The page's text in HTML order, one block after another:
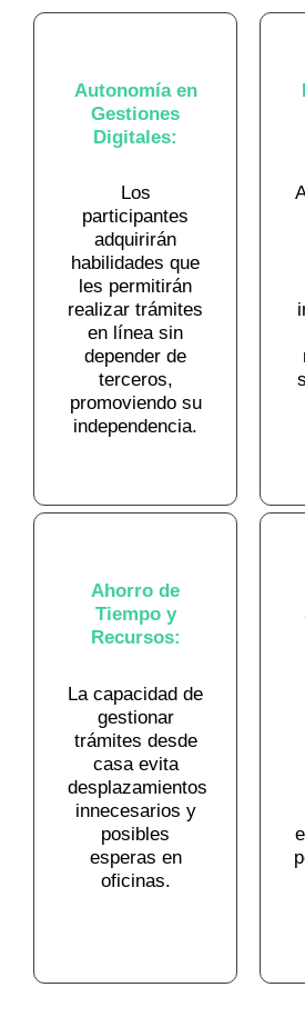
Autonomía en
Gestiones
Digitales:
Los
participantes
adquirirán
habilidades que
les permitirán
realizar trámites
en línea sin
depender de
terceros,
promoviendo su
independencia.
Ahorro de
Tiempo y
Recursos:
La capacidad de
gestionar
trámites desde
casa evita
desplazamientos
innecesarios y
posibles
esperas en
oficinas.